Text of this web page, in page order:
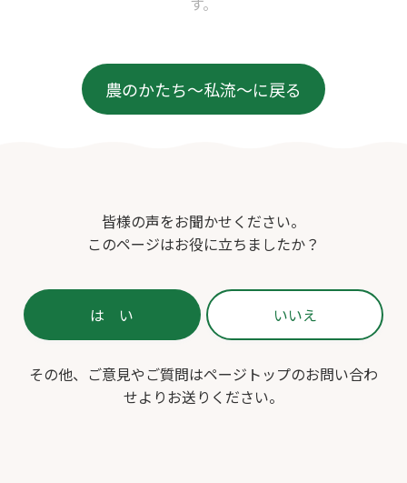
農のかたち〜私流〜に戻る
皆様の声をお聞かせください。
このページはお役に立ちましたか？
その他、ご意見やご質問はページトップのお問い合わ
せよりお送りください。